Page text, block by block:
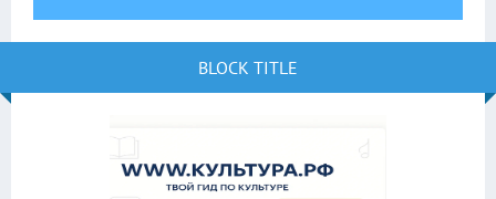
BLOCK TITLE